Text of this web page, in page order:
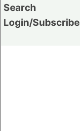
Search
Login/Subscribe